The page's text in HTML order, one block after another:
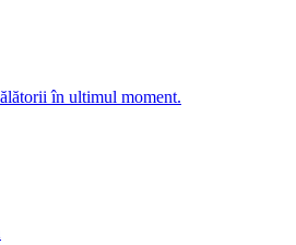
în ultimul moment.